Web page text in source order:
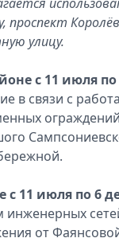
проспект
улицу.
с 11 июля по
в связи с
с 11 июля по 6
инженерных
от